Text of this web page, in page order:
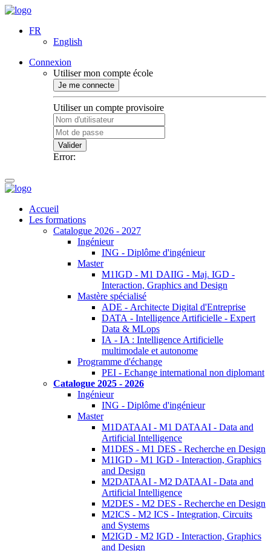
FR
English
Connexion
Utiliser mon compte école
Je me connecte
Utiliser un compte provisoire
Valider
Error:
Accueil
Les formations
Catalogue 2026 - 2027
Ingénieur
ING - Diplôme d'ingénieur
Master
M1IGD - M1 DAIIG - Maj. IGD -
Interaction, Graphics and Design
Mastère spécialisé
ADE - Architecte Digital d'Entreprise
DATA - Intelligence Artificielle - Expert
Data & MLops
IA - IA : Intelligence Artificielle
multimodale et autonome
Programme d'échange
PEI - Echange international non diplomant
Catalogue 2025 - 2026
Ingénieur
ING - Diplôme d'ingénieur
Master
M1DATAAI - M1 DATAAI - Data and
Artificial Intelligence
M1DES - M1 DES - Recherche en Design
M1IGD - M1 IGD - Interaction, Graphics
and Design
M2DATAAI - M2 DATAAI - Data and
Artificial Intelligence
M2DES - M2 DES - Recherche en Design
M2ICS - M2 ICS - Integration, Circuits
and Systems
M2IGD - M2 IGD - Interaction, Graphics
and Design